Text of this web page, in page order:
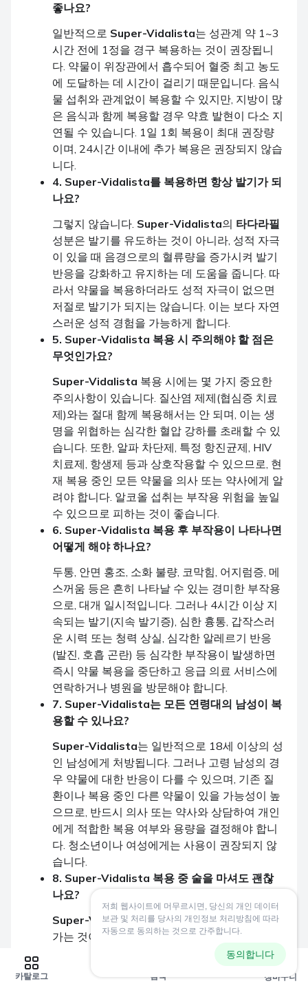
카탈로그 검색
장바구니
좋나요?
일반적으로 Super-Vidalista는 성관계 약 1~3
시간 전에 1정을 경구 복용하는 것이 권장됩니
다. 약물이 위장관에서 흡수되어 혈중 최고 농도
에 도달하는 데 시간이 걸리기 때문입니다. 음식
물 섭취와 관계없이 복용할 수 있지만, 지방이 많
은 음식과 함께 복용할 경우 약효 발현이 다소 지
연될 수 있습니다. 1일 1회 복용이 최대 권장량
이며, 24시간 이내에 추가 복용은 권장되지 않습
니다.
4. Super-Vidalista를 복용하면 항상 발기가 되
나요?
그렇지 않습니다. Super-Vidalista의 타다라필
성분은 발기를 유도하는 것이 아니라, 성적 자극
이 있을 때 음경으로의 혈류량을 증가시켜 발기
반응을 강화하고 유지하는 데 도움을 줍니다. 따
라서 약물을 복용하더라도 성적 자극이 없으면
저절로 발기가 되지는 않습니다. 이는 보다 자연
스러운 성적 경험을 가능하게 합니다.
5. Super-Vidalista 복용 시 주의해야 할 점은
무엇인가요?
Super-Vidalista 복용 시에는 몇 가지 중요한
주의사항이 있습니다. 질산염 제제(협심증 치료
제)와는 절대 함께 복용해서는 안 되며, 이는 생
명을 위협하는 심각한 혈압 강하를 초래할 수 있
습니다. 또한, 알파 차단제, 특정 항진균제, HIV
치료제, 항생제 등과 상호작용할 수 있으므로, 현
재 복용 중인 모든 약물을 의사 또는 약사에게 알
려야 합니다. 알코올 섭취는 부작용 위험을 높일
수 있으므로 피하는 것이 좋습니다.
6. Super-Vidalista 복용 후 부작용이 나타나면
어떻게 해야 하나요?
두통, 안면 홍조, 소화 불량, 코막힘, 어지럼증, 메
스꺼움 등은 흔히 나타날 수 있는 경미한 부작용
으로, 대개 일시적입니다. 그러나 4시간 이상 지
속되는 발기(지속 발기증), 심한 흉통, 갑작스러
운 시력 또는 청력 상실, 심각한 알레르기 반응
(발진, 호흡 곤란) 등 심각한 부작용이 발생하면
즉시 약물 복용을 중단하고 응급 의료 서비스에
연락하거나 병원을 방문해야 합니다.
7. Super-Vidalista는 모든 연령대의 남성이 복
용할 수 있나요?
Super-Vidalista는 일반적으로 18세 이상의 성
인 남성에게 처방됩니다. 그러나 고령 남성의 경
우 약물에 대한 반응이 다를 수 있으며, 기존 질
환이나 복용 중인 다른 약물이 있을 가능성이 높
으므로, 반드시 의사 또는 약사와 상담하여 개인
에게 적합한 복용 여부와 용량을 결정해야 합니
다. 청소년이나 여성에게는 사용이 권장되지 않
습니다.
8. Super-Vidalista 복용 중 술을 마셔도 괜찮
나요?
Super-Vidalista복용 중에는 알코올 섭취를 삼
가는 것이 강력히 권장됩니다. 알코올은
의 혈압 강하 효과를 증폭시켜 어지럼
증, 현기증, 심하면 실신까지 유발할 수 있습니
저희 웹사이트에 머무르시면, 당신의 개인 데이터
보관 및 처리를 당사의 개인정보 처리방침에 따라
자동으로 동의하는 것으로 간주합니다.
동의합니다